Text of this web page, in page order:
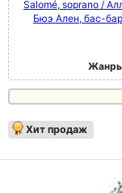
Salomé, soprano /
Бюэ Ален, бас-
Хит продаж